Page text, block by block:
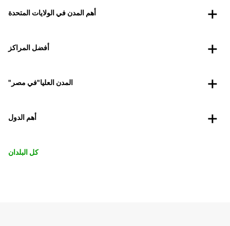
أهم المدن في الولايات المتحدة
أفضل المراكز
"المدن العليا"في مصر
أهم الدول
كل البلدان